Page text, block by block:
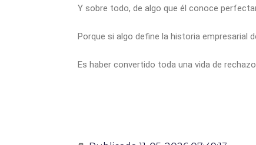
Y sobre todo, de algo que él conoce
Porque si algo define la historia empresarial
Es haber convertido toda una vida de